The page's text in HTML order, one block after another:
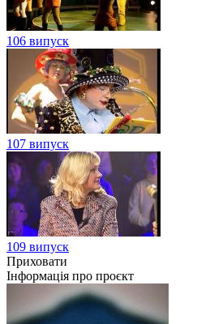
106 випуск
107 випуск
109 випуск
Приховати
Інформація про проєкт